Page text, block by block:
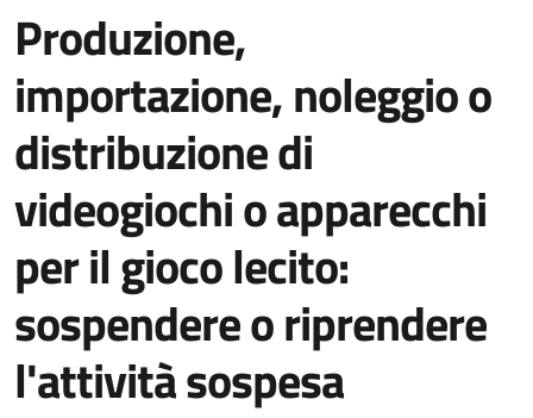
Produzione,
importazione, noleggio o
distribuzione di
videogiochi o apparecchi
per il gioco lecito:
sospendere o riprendere
l'attività sospesa